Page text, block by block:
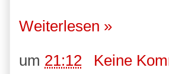
Weiterlesen »
um 21:12 Keine